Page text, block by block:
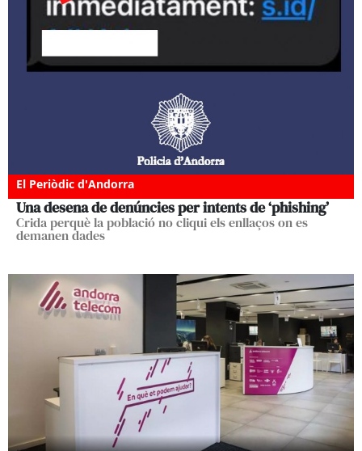
El Periòdic d'Andorra
Una desena de denúncies per intents de ‘phishing’
Crida perquè la població no cliqui els enllaços on es
demanen dades